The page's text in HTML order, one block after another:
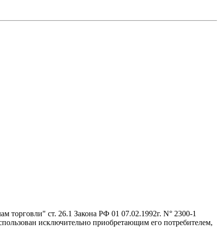
торговли" ст. 26.1 Закона РФ 01 07.02.1992г. N° 2300-1
исключительно приобретающим его потребителем,